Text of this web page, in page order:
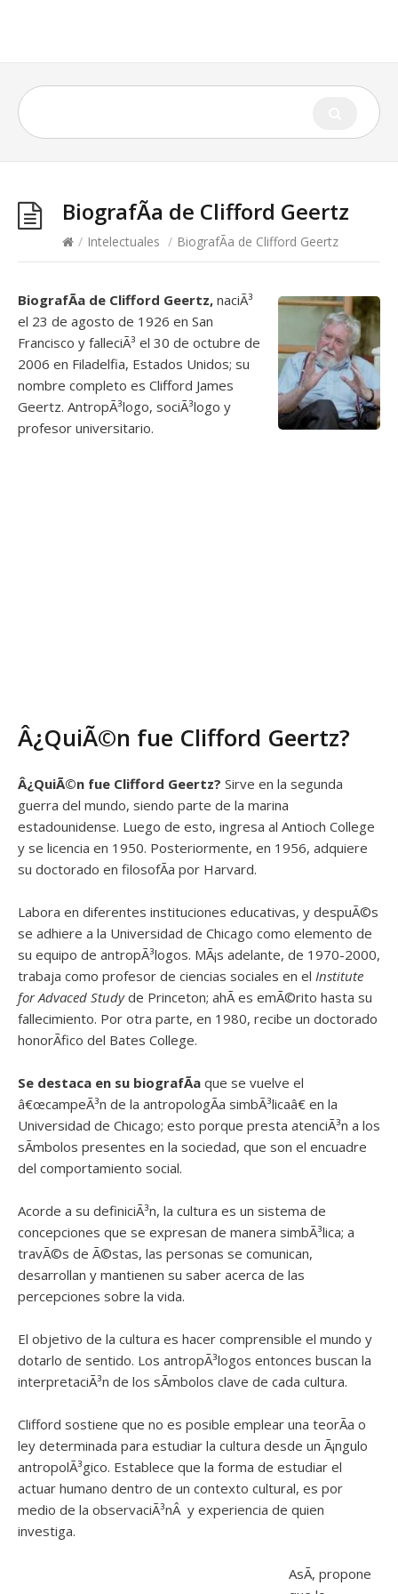
BiografÃ­a de Clifford Geertz
/ Intelectuales / BiografÃ­a de Clifford Geertz
BiografÃ­a de Clifford Geertz, naciÃ³
el 23 de agosto de 1926 en San
Francisco y falleciÃ³ el 30 de octubre de
2006 en Filadelfia, Estados Unidos; su
nombre completo es Clifford James
Geertz. AntropÃ³logo, sociÃ³logo y
profesor universitario.
Â¿QuiÃ©n fue Clifford Geertz?
Â¿QuiÃ©n fue Clifford Geertz? Sirve en la segunda
guerra del mundo, siendo parte de la marina
estadounidense. Luego de esto, ingresa al Antioch College
y se licencia en 1950. Posteriormente, en 1956, adquiere
su doctorado en filosofÃ­a por Harvard.
Labora en diferentes instituciones educativas, y despuÃ©s
se adhiere a la Universidad de Chicago como elemento de
su equipo de antropÃ³logos. MÃ¡s adelante, de 1970-2000,
trabaja como profesor de ciencias sociales en el Institute
for Advaced Studyde Princeton; ahÃ­ es emÃ©rito hasta su
fallecimiento. Por otra parte, en 1980, recibe un doctorado
honorÃ­fico del Bates College.
Se destaca en su biografÃ­a que se vuelve el
â€œcampeÃ³n de la antropologÃ­a simbÃ³licaâ€ en la
Universidad de Chicago; esto porque presta atenciÃ³n a los
sÃ­mbolos presentes en la sociedad, que son el encuadre
del comportamiento social.
Acorde a su definiciÃ³n, la cultura es un sistema de
concepciones que se expresan de manera simbÃ³lica; a
travÃ©s de Ã©stas, las personas se comunican,
desarrollan y mantienen su saber acerca de las
percepciones sobre la vida.
El objetivo de la cultura es hacer comprensible el mundo y
dotarlo de sentido. Los antropÃ³logos entonces buscan la
interpretaciÃ³n de los sÃ­mbolos clave de cada cultura.
Clifford sostiene que no es posible emplear una teorÃ­a o
ley determinada para estudiar la cultura desde un Ã¡ngulo
antropolÃ³gico. Establece que la forma de estudiar el
actuar humano dentro de un contexto cultural, es por
medio de la observaciÃ³nÂ y experiencia de quien
investiga.
AsÃ­, propone